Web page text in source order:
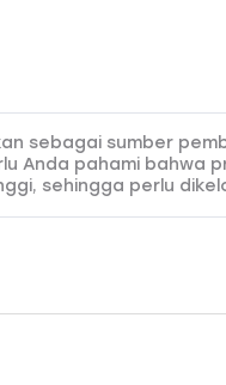
sebagai sumber
Anda pahami bahwa
sehingga perlu